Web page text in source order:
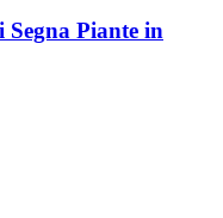
Segna Piante in